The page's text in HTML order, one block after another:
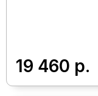
19 460 р.